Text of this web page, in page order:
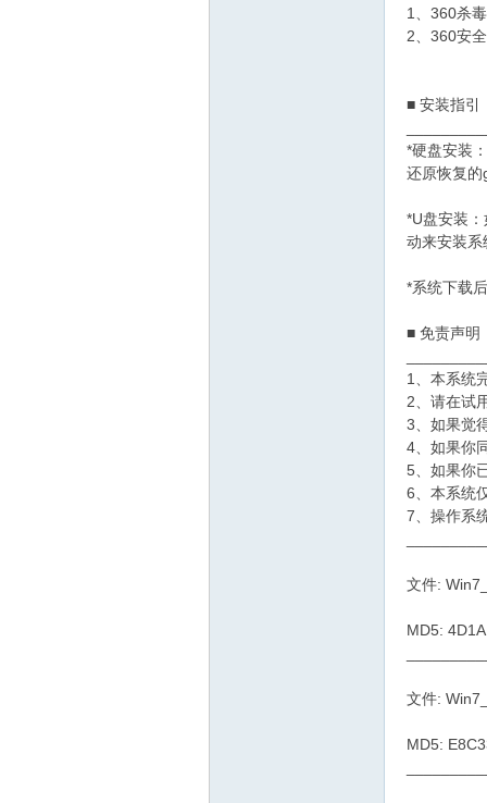
1、360杀
2、360安
■ 安装指引
*硬盘安装
还原恢复
*U盘安装
动来安装系
*系统下载
■ 免责声明
1、本系统
2、请在试
3、如果觉
4、如果你
5、如果你
6、本系统
7、操作系
文件:
MD5:
文件:
MD5: